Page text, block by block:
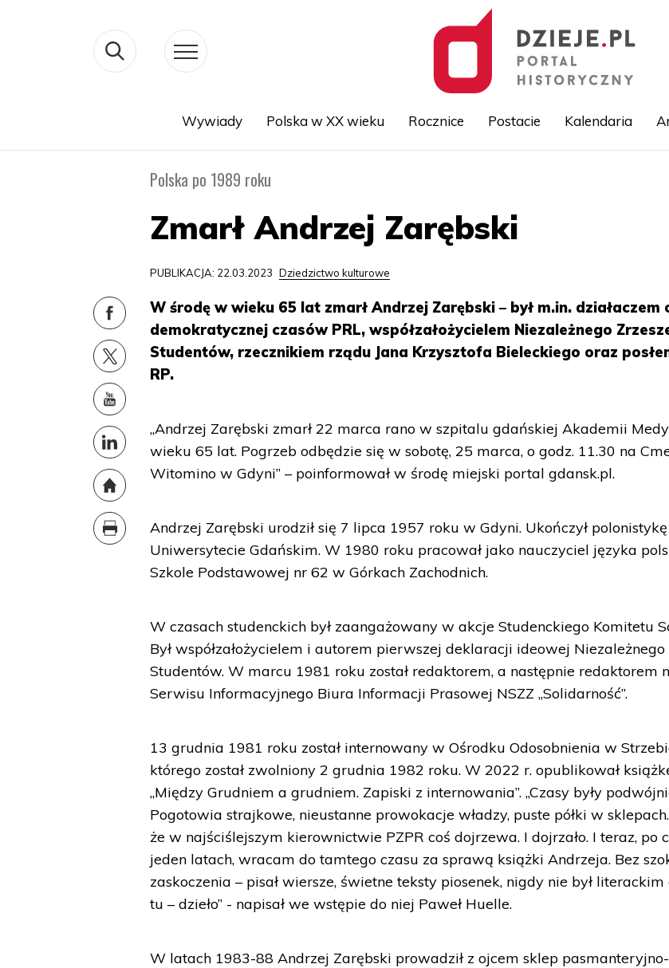
Wywiady Polska w XX wieku Rocznice Postacie Kalendaria
Polska po 1989 roku
Zmarł Andrzej Zarębski
PUBLIKACJA: 22.03.2023 Dziedzictwo kulturowe
W środę w wieku 65 lat zmarł Andrzej Zarębski – był m.in. działaczem
demokratycznej czasów PRL, współzałożycielem Niezależnego
Studentów, rzecznikiem rządu Jana Krzysztofa Bieleckiego oraz
RP.
„Andrzej Zarębski zmarł 22 marca rano w szpitalu gdańskiej Akademii
wieku 65 lat. Pogrzeb odbędzie się w sobotę, 25 marca, o godz. 11.30 na
Witomino w Gdyni” – poinformował w środę miejski portal gdansk.pl.
Andrzej Zarębski urodził się 7 lipca 1957 roku w Gdyni. Ukończył
Uniwersytecie Gdańskim. W 1980 roku pracował jako nauczyciel języka
Szkole Podstawowej nr 62 w Górkach Zachodnich.
W czasach studenckich był zaangażowany w akcje Studenckiego Komitetu
Był współzałożycielem i autorem pierwszej deklaracji ideowej Niezależnego
Studentów. W marcu 1981 roku został redaktorem, a następnie redaktorem
Serwisu Informacyjnego Biura Informacji Prasowej NSZZ „Solidarność”.
13 grudnia 1981 roku został internowany w Ośrodku Odosobnienia w
którego został zwolniony 2 grudnia 1982 roku. W 2022 r. opublikował
„Między Grudniem a grudniem. Zapiski z internowania”. „Czasy były
Pogotowia strajkowe, nieustanne prowokacje władzy, puste półki w sklepach.
że w najściślejszym kierownictwie PZPR coś dojrzewa. I dojrzało. I teraz, po
jeden latach, wracam do tamtego czasu za sprawą książki Andrzeja. Bez
zaskoczenia – pisał wiersze, świetne teksty piosenek, nigdy nie był
tu – dzieło” - napisał we wstępie do niej Paweł Huelle.
W latach 1983-88 Andrzej Zarębski prowadził z ojcem sklep